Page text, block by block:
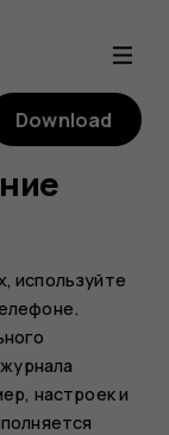
Download
используйте
настроек и